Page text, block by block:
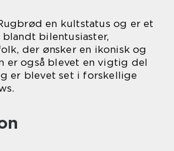
en kultstatus og er et
bilentusiaster,
der ønsker en ikonisk og
er også blevet en vigtig del
er blevet set i forskellige